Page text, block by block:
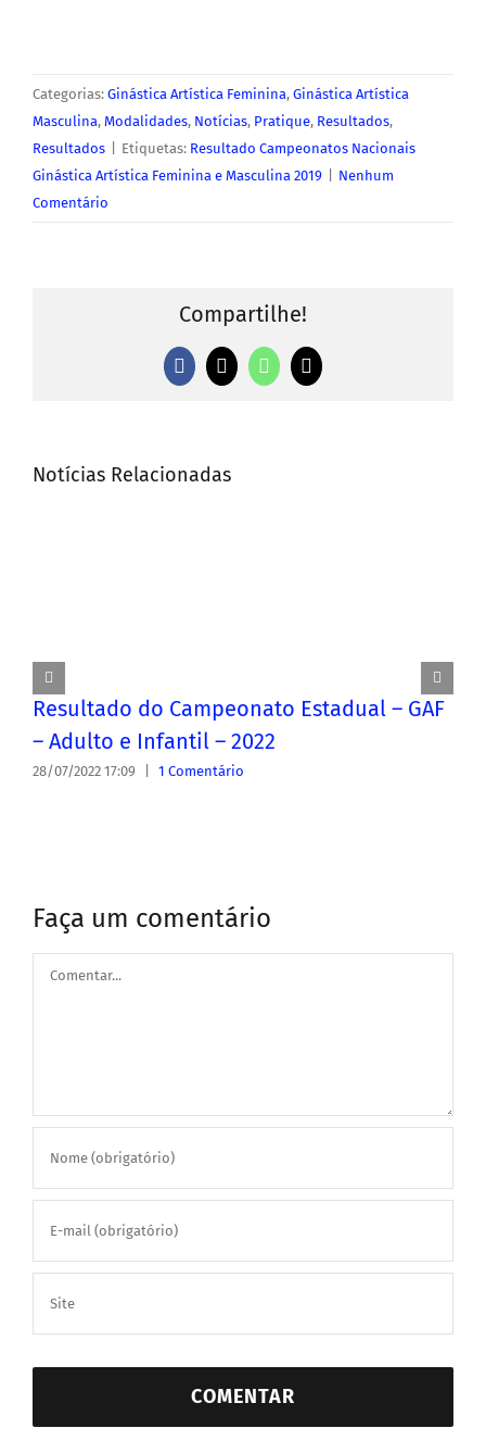
Categorias: Ginástica Artística Feminina, Ginástica Artística
Masculina, Modalidades, Notícias, Pratique, Resultados,
Resultados
Etiquetas: Resultado Campeonatos Nacionais
Ginástica Artística Feminina e Masculina 2019
Nenhum
Comentário
Compartilhe!
Facebook
X WhatsApp
E-
Notícias Relacionadas
Resultado do Campeonato Estadual – GAF
– Adulto e Infantil – 2022
28/07/2022 17:09 1 Comentário
Faça um comentário
Comentar